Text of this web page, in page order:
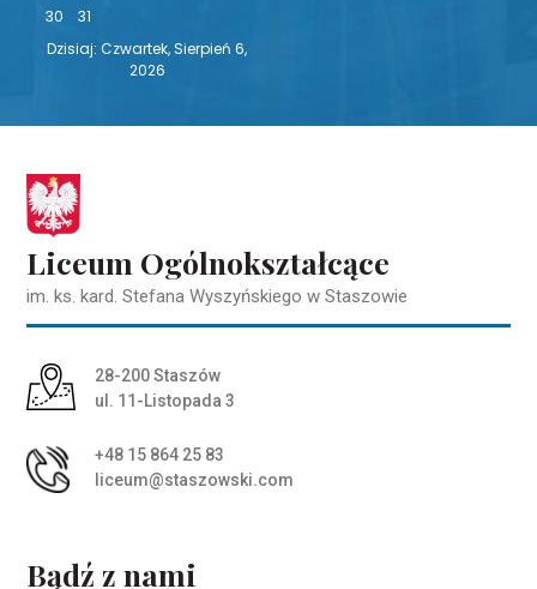
30
31
Dzisiaj: Czwartek, Sierpień 6,
2026
Liceum Ogólnokształcące
im. ks. kard. Stefana Wyszyńskiego w Staszowie
Adres pocztowy:
28-200 Staszów
ul. 11-Listopada 3
+48 15 864 25 83
liceum@staszowski.com
Bądź z nami